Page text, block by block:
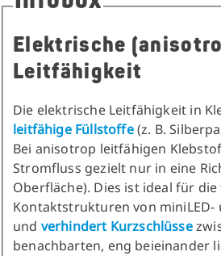
Elektrische
Leitfähigkeit
Die elektrische Leitfähigkeit in
leitfähige Füllstoffe(z. B.
Bei anisotrop leitfähigen
Stromfluss gezielt nur in eine
Oberfläche). Dies ist ideal für
Kontaktstrukturen von miniLED-
und verhindert Kurzschlüsse
benachbarten, eng beieinander